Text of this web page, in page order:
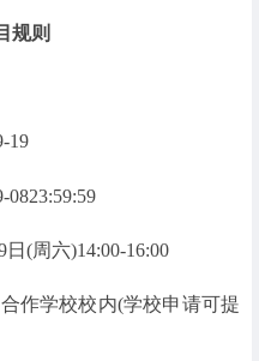
规则
19
(周六)14:00-16:00
作学校校内(学校申请可提